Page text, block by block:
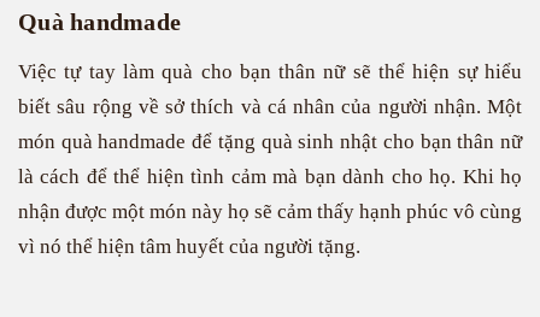
Quà handmade
Việc tự tay làm quà cho bạn thân nữ sẽ thể hiện sự hiểu
biết sâu rộng về sở thích và cá nhân của người nhận. Một
món quà handmade để tặng quà sinh nhật cho bạn thân nữ
là cách để thể hiện tình cảm mà bạn dành cho họ. Khi họ
nhận được một món này họ sẽ cảm thấy hạnh phúc vô cùng
vì nó thể hiện tâm huyết của người tặng.